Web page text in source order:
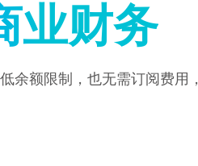
业财务
余额限制，也无需订阅费用，